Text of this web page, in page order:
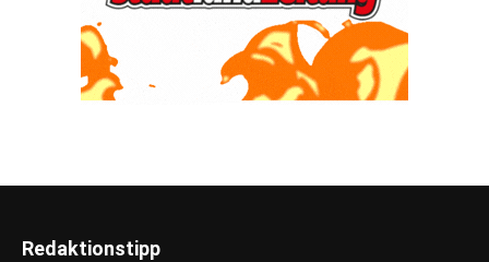
Redaktionstipp